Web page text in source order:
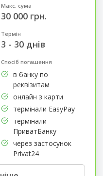
Макс. сума
30 000 грн.
Термін
3 - 30 днів
Спосіб погашення
в банку по
реквізитам
онлайн з карти
термінали EasyPay
термінали
ПриватБанку
через застосунок
Privat24